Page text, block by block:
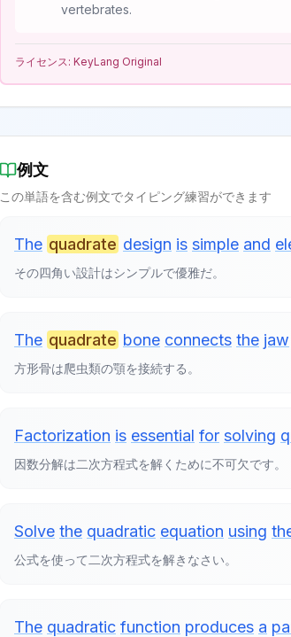
vertebrates.
ライセンス: KeyLang Original
例文
この単語を含む例文でタイピング練習ができます
The quadrate design is simple and
その四角い設計はシンプルで優雅だ。
The quadrate bone connects the jaw
方形骨は爬虫類の顎を接続する。
Factorization is essential for solving
因数分解は二次方程式を解くために不可欠です。
Solve the quadratic equation using
公式を使って二次方程式を解きなさい。
The quadratic function produces a